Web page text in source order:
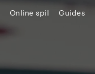
Online spil Guides